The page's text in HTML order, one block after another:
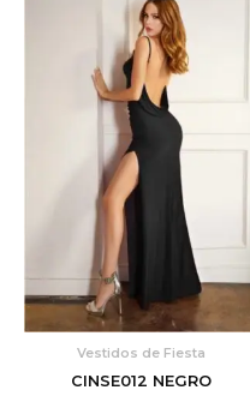
Vestidos de Fiesta
CINSE012 NEGRO